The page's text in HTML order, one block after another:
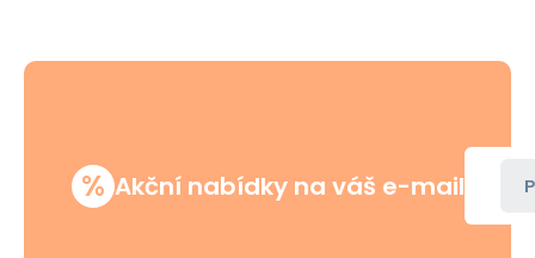
% Akční nabídky na váš e-mail